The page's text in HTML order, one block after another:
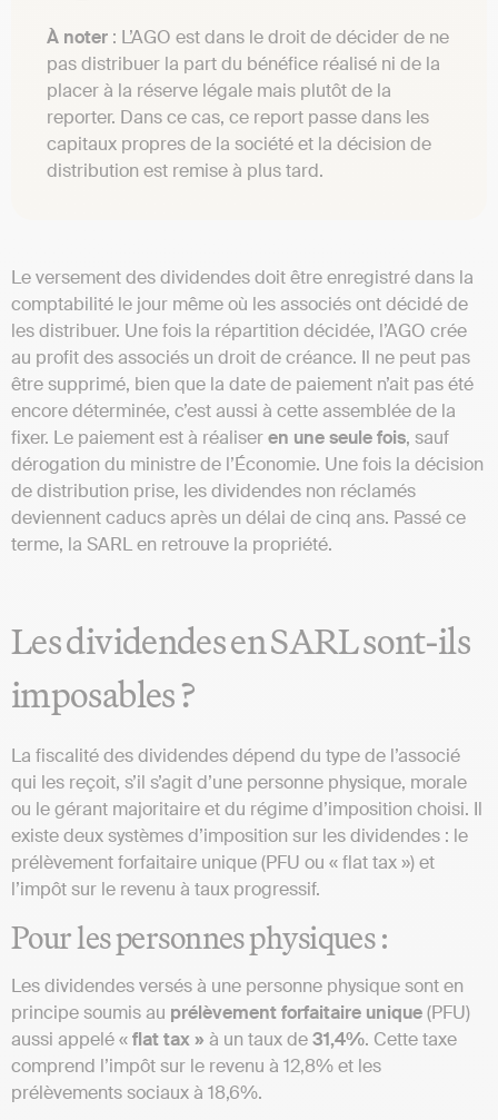
À noter : L’AGO est dans le droit de décider de ne
pas distribuer la part du bénéfice réalisé ni de la
placer à la réserve légale mais plutôt de la
reporter. Dans ce cas, ce report passe dans les
capitaux propres de la société et la décision de
distribution est remise à plus tard.
Le versement des dividendes doit être enregistré dans la
comptabilité le jour même où les associés ont décidé de
les distribuer. Une fois la répartition décidée, l’AGO crée
au profit des associés un droit de créance. Il ne peut pas
être supprimé, bien que la date de paiement n’ait pas été
encore déterminée, c’est aussi à cette assemblée de la
fixer. Le paiement est à réaliseren une seule fois, sauf
dérogation du ministre de l’Économie. Une fois la décision
de distribution prise, les dividendes non réclamés
deviennent caducs après un délai de cinq ans. Passé ce
terme, la SARL en retrouve la propriété.
Les dividendes en SARL sont-ils
imposables ?
La fiscalité des dividendes dépend du type de l’associé
qui les reçoit, s’il s’agit d’une personne physique, morale
ou le gérant majoritaire et du régime d’imposition choisi. Il
existe deux systèmes d’imposition sur les dividendes : le
prélèvement forfaitaire unique (PFU ou « flat tax ») et
l’impôt sur le revenu à taux progressif.
Pour les personnes physiques :
Les dividendes versés à une personne physique sont en
principe soumis au prélèvement forfaitaire unique(PFU)
aussi appelé «flat tax » à un taux de31,4%. Cette taxe
comprend l’impôt sur le revenu à 12,8% et les
prélèvements sociaux à 18,6%.